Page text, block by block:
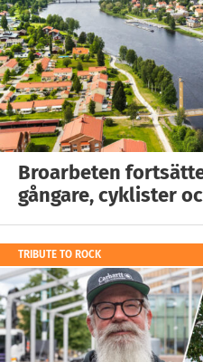
Broarbeten
gångare, cyklister
TRIBUTE TO ROCK